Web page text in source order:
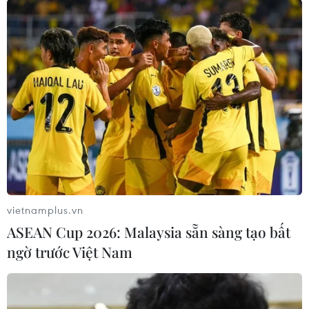
(TTXVN/Vietnam+)
#đối tượng
#đào trộm
#sâm Ngọc Linh
TP. Đà Nẵng
vietnamplus.vn
ASEAN Cup 2026: Malaysia sẵn sàng tạo bất
ngờ trước Việt Nam